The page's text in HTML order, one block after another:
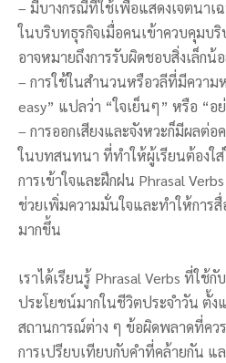
– มีบางกรณีที่ใช้เพื่อแสดงเจตนาเ
ในบริบทธุรกิจเมื่อคนเข้าควบคุม
อาจหมายถึงการรับผิดชอบสิ่งเล็กน้
– การใช้ในสำนวนหรือวลีที่มีควา
easy” แปลว่า “ใจเย็นๆ” หรือ “อ
– การออกเสียงและจังหวะก็มีผลต่อ
ในบทสนทนา ที่ทำให้ผู้เรียนต้องใ
การเข้าใจและฝึกฝน Phrasal
ช่วยเพิ่มความมั่นใจและทำให้การ
มากขึ้น
เราได้เรียนรู้ Phrasal Verbs ที่ใช้
ประโยชน์มากในชีวิตประจำวัน ตั้
สถานการณ์ต่าง ๆ ข้อผิดพลาดที่ควร
การเปรียบเทียบกับคำที่คล้ายกัน แ